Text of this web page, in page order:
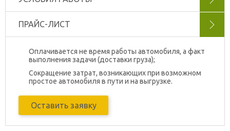
ПРАЙС-ЛИСТ
Оплачивается не время работы автомобиля, а факт
выполнения задачи (доставки груза);
Сокращение затрат, возникающих при возможном
простое автомобиля в пути и на выгрузке.
Оставить заявку